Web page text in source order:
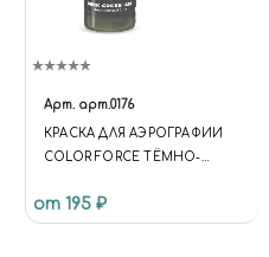
Арт. арт.0176
КРАСКА ДЛЯ АЭРОГРАФИИ
COLOR FORCE ТЁМНО-
USA)
от 195 ₽